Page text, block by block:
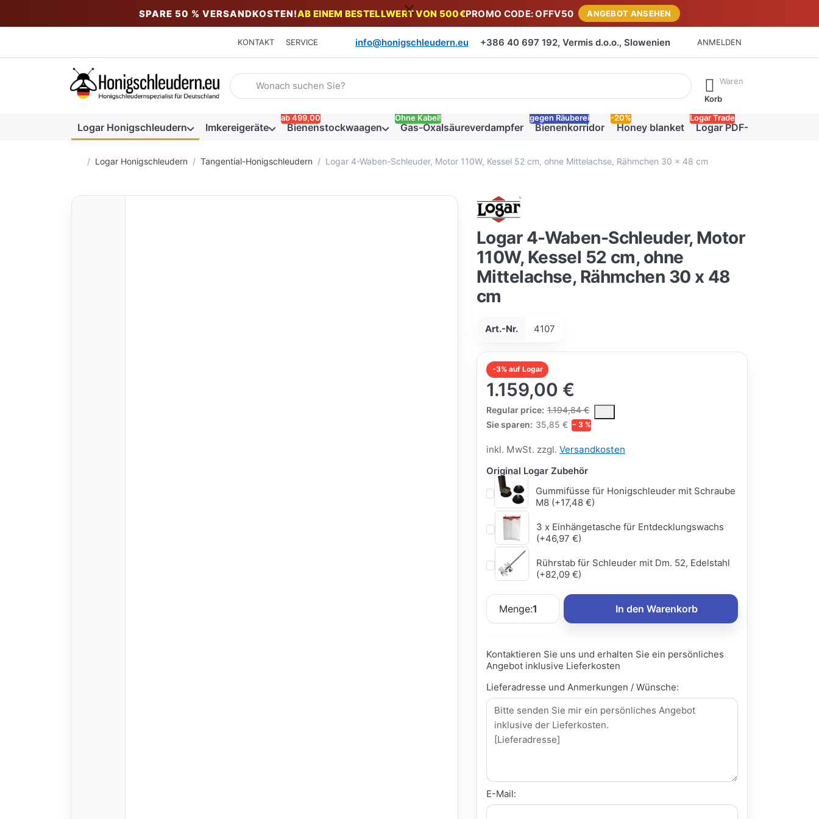
SPARE 50 % VERSANDKOSTEN!AB EINEM BESTELLWERT VON 500€PROMO CODE: OFFV50 ANGEBOT ANSEHEN
KONTAKT SERVICE info@honigschleudern.eu +386 40 697 192, Vermis d.o.o., Slowenien ANMELDEN
Geben Sie einen Suchbegriff ein. Während Sie tippen, erscheinen automatisch erste Ergebnisse. Drücken Sie die Eingabetaste, um alle
Waren
Korb
Logar Honigschleudern Imkereigeräte Bienenstockwaagen
ab 499,00
Gas-Oxalsäureverdampfer
Ohne Kabel!
Bienenkorridor
gegen Räuberei
Honey blanket
-20%
Logar PDF-Katalog
Logar Trade
Startseite
Logar Honigschleudern Tangential-Honigschleudern Logar 4-Waben-Schleuder, Motor 110W, Kessel 52 cm, ohne Mittelachse, Rähmchen 30 x 48 cm
Logar 4-Waben-Schleuder, Motor
110W, Kessel 52 cm, ohne
Mittelachse, Rähmchen 30 x 48
cm
Art.-Nr. 4107
-3% auf Logar
1.159,00 €
Regular price: 1.194,84 €
The Regular Price is the median selling price paid by customers for a product,
Sie sparen: 35,85 € − 3 %
inkl. MwSt. zzgl.Versandkosten
Original Logar Zubehör
Gummifüsse für Honigschleuder mit Schraube
M8 (+17,48 €)
3 x Einhängetasche für Entdecklungswachs
(+46,97 €)
Rührstab für Schleuder mit Dm. 52, Edelstahl
(+82,09 €)
Menge:1 In den Warenkorb
Kontaktieren Sie uns und erhalten Sie ein persönliches
Angebot inklusive Lieferkosten
Lieferadresse und Anmerkungen / Wünsche:
E-Mail: